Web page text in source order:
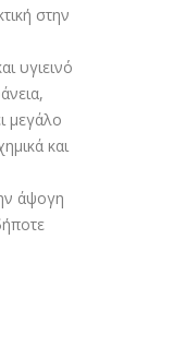
στην
υγιεινό
μεγάλο
και
άψογη